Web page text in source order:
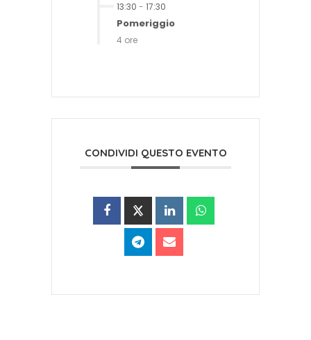
13:30 - 17:30
Pomeriggio
4 ore
CONDIVIDI QUESTO EVENTO